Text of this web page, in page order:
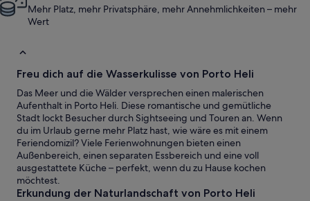
Mehr Platz, mehr Privatsphäre, mehr Annehmlichkeiten – mehr
Wert
Freu dich auf die Wasserkulisse von Porto Heli
Das Meer und die Wälder versprechen einen malerischen
Aufenthalt in Porto Heli. Diese romantische und gemütliche
Stadt lockt Besucher durch Sightseeing und Touren an. Wenn
du im Urlaub gerne mehr Platz hast, wie wäre es mit einem
Feriendomizil? Viele Ferienwohnungen bieten einen
Außenbereich, einen separaten Essbereich und eine voll
ausgestattete Küche – perfekt, wenn du zu Hause kochen
möchtest.
Erkundung der Naturlandschaft von Porto Heli